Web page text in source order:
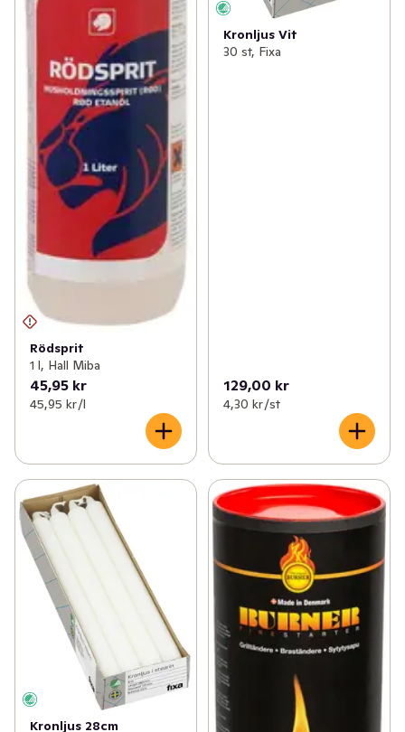
Rödsprit
1 l, Hall Miba
45,95 kr
45,95 kr /l
Kronljus Vit
30 st, Fixa
129,00 kr
4,30 kr /st
Kronljus 28cm